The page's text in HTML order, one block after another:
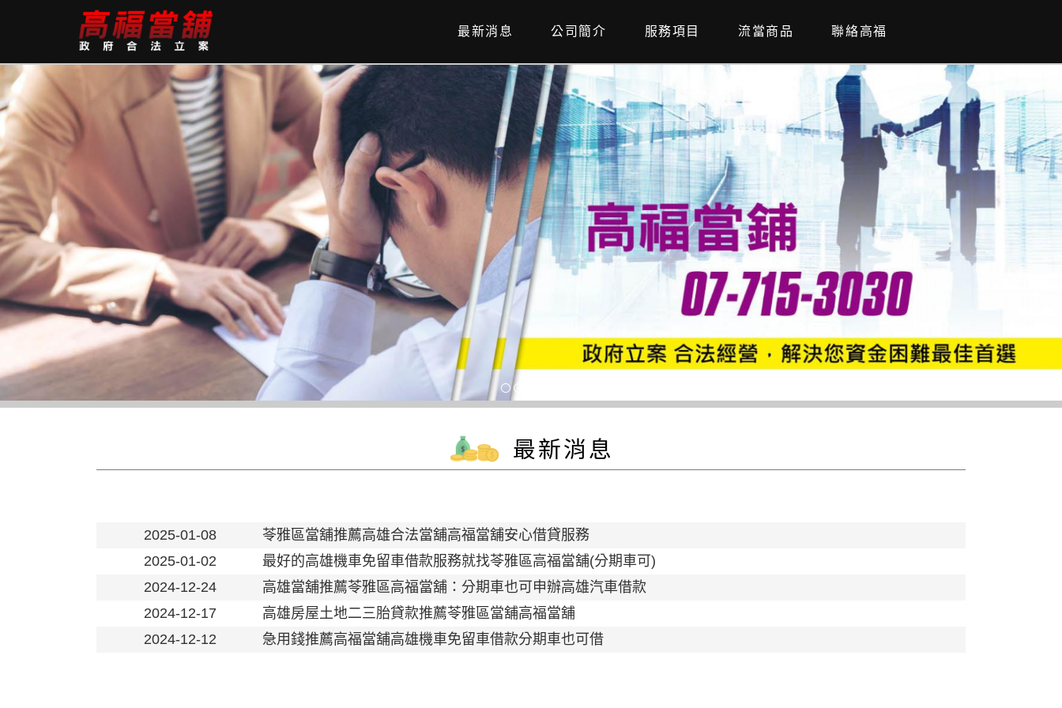
最新消息 公司簡介 服務項目 流當商品 聯絡高福
最新消息
2025-01-08
苓雅區當舖推薦高雄合法當舖高福當舖安心借貸服務
2025-01-02
最好的高雄機車免留車借款服務就找苓雅區高福當舖(分期車可)
2024-12-24
高雄當舖推薦苓雅區高福當舖：分期車也可申辦高雄汽車借款
2024-12-17
高雄房屋土地二三胎貸款推薦苓雅區當舖高福當舖
2024-12-12
急用錢推薦高福當舖高雄機車免留車借款分期車也可借